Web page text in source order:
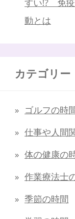
すい!? 免疫
動とは
カテゴリー
ゴルフの時
仕事や人間
体の健康の
作業療法士
季節の時間